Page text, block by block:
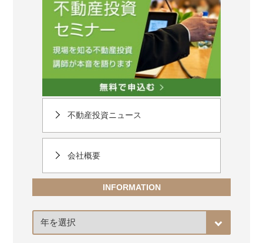
不動産投資ニュース
会社概要
INFORMATION
ア
カ